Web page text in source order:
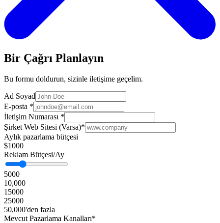
Bir Çağrı Planlayın
Bu formu doldurun, sizinle iletişime geçelim.
Ad Soyad
E-posta *
İletişim Numarası *
Şirket Web Sitesi (Varsa)*
Aylık pazarlama bütçesi
$1000
Reklam Bütçesi/Ay
5000
10,000
15000
25000
50,000'den fazla
Mevcut Pazarlama Kanalları*